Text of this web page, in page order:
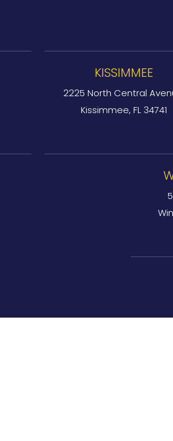
KISSIMMEE
2225 North Central
Kissimmee, FL 34741